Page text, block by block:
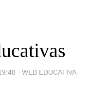
- WEB EDUCATIVA